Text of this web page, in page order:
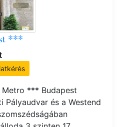
***
*** Budapest
Pályaudvar és a Westend